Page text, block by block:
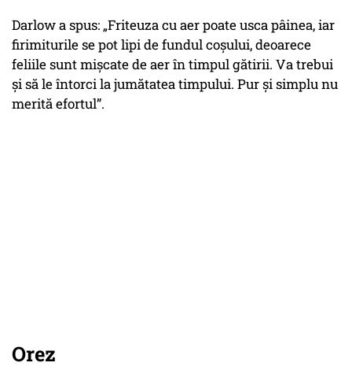
Darlow a spus: „Friteuza cu aer poate usca pâinea, iar
firimiturile se pot lipi de fundul coșului, deoarece
feliile sunt mișcate de aer în timpul gătirii. Va trebui
și să le întorci la jumătatea timpului. Pur și simplu nu
merită efortul”.
Orez